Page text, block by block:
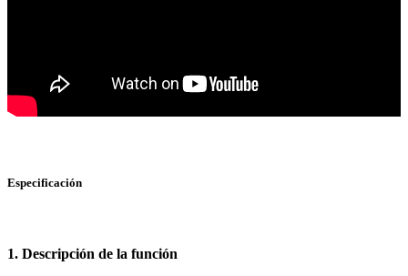
Especificación
1. Descripción de la función